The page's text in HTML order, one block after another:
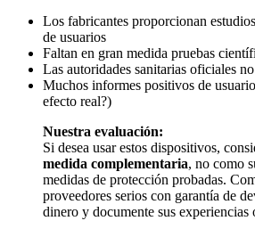
Los fabricantes proporcionan
de usuarios
Faltan en gran medida pruebas
Las autoridades sanitarias oficiales
Muchos informes positivos de
efecto real?)
Nuestra evaluación:
Si desea usar estos dispositivos,
medida complementaria, no como
medidas de protección probadas.
proveedores serios con garantía de
dinero y documente sus experiencias